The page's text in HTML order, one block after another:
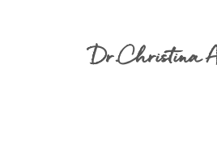
Dr.Christina